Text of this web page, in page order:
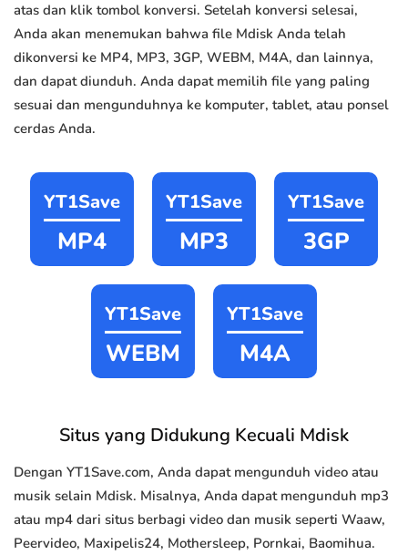
atas dan klik tombol konversi. Setelah konversi selesai,
Anda akan menemukan bahwa file Mdisk Anda telah
dikonversi ke MP4, MP3, 3GP, WEBM, M4A, dan lainnya,
dan dapat diunduh. Anda dapat memilih file yang paling
sesuai dan mengunduhnya ke komputer, tablet, atau ponsel
cerdas Anda.
YT1Save
MP4
YT1Save
MP3
YT1Save
3GP
YT1Save
WEBM
YT1Save
M4A
Situs yang Didukung Kecuali Mdisk
Dengan YT1Save.com, Anda dapat mengunduh video atau
musik selain Mdisk. Misalnya, Anda dapat mengunduh mp3
atau mp4 dari situs berbagi video dan musik seperti Waaw,
Peervideo, Maxipelis24, Mothersleep, Pornkai, Baomihua.